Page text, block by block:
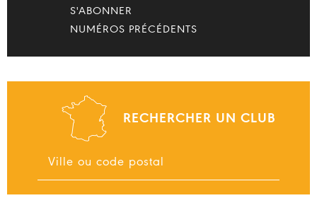
S'ABONNER
NUMÉROS PRÉCÉDENTS
RECHERCHER UN CLUB